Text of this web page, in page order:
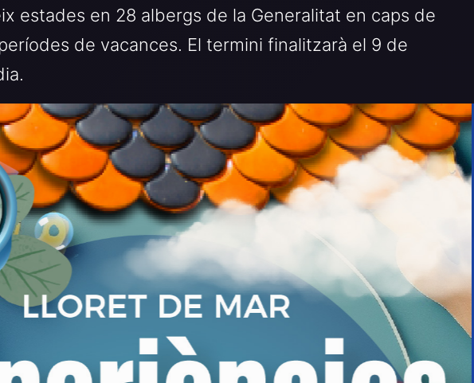
estades en 28 albergs de la Generalitat en caps de
de vacances. El termini finalitzarà el 9 de